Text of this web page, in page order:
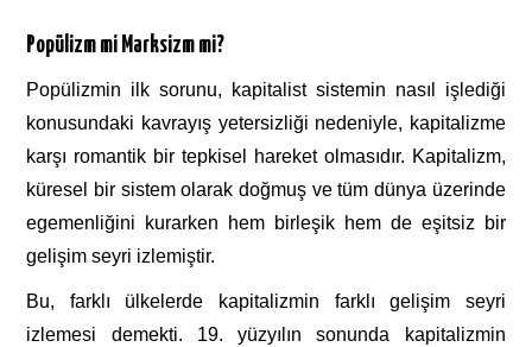
Popülizm mi Marksizm mi?
Popülizmin ilk sorunu, kapitalist sistemin nasıl işlediği
konusundaki kavrayış yetersizliği nedeniyle, kapitalizme
karşı romantik bir tepkisel hareket olmasıdır. Kapitalizm,
küresel bir sistem olarak doğmuş ve tüm dünya üzerinde
egemenliğini kurarken hem birleşik hem de eşitsiz bir
gelişim seyri izlemiştir.
Bu, farklı ülkelerde kapitalizmin farklı gelişim seyri
izlemesi demekti. 19. yüzyılın sonunda kapitalizmin